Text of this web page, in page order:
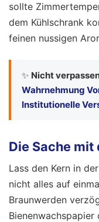
sollte
dem Kühlschrank
feinen nussigen
✨ Nicht
Wahrnehmung
Institutionelle
Die Sache mit
Lass den Kern in
nicht alles auf
Braunwerden